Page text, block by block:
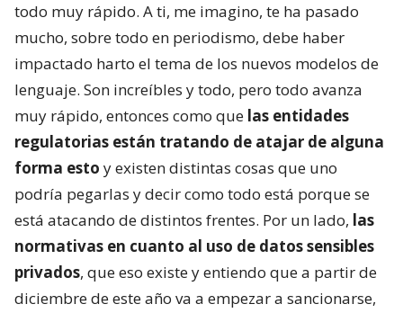
todo muy rápido. A ti, me imagino, te ha pasado
mucho, sobre todo en periodismo, debe haber
impactado harto el tema de los nuevos modelos de
lenguaje. Son increíbles y todo, pero todo avanza
muy rápido, entonces como que las entidades
regulatorias están tratando de atajar de alguna
forma esto y existen distintas cosas que uno
podría pegarlas y decir como todo está porque se
está atacando de distintos frentes. Por un lado, las
normativas en cuanto al uso de datos sensibles
privados, que eso existe y entiendo que a partir de
diciembre de este año va a empezar a sancionarse,